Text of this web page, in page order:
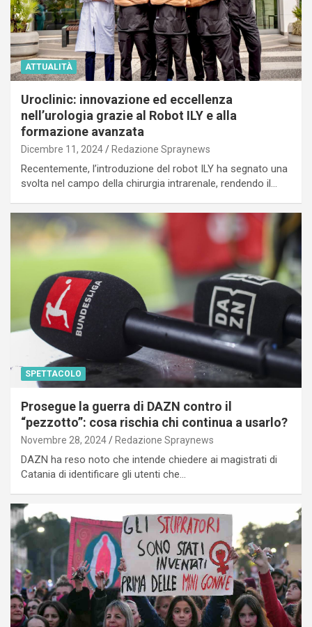
ATTUALITÀ
Uroclinic: innovazione ed eccellenza
nell’urologia grazie al Robot ILY e alla
formazione avanzata
Dicembre 11, 2024 Redazione Spraynews
Recentemente, l’introduzione del robot ILY ha segnato una
svolta nel campo della chirurgia intrarenale, rendendo il…
SPETTACOLO
Prosegue la guerra di DAZN contro il
“pezzotto”: cosa rischia chi continua a usarlo?
Novembre 28, 2024 Redazione Spraynews
DAZN ha reso noto che intende chiedere ai magistrati di
Catania di identificare gli utenti che…